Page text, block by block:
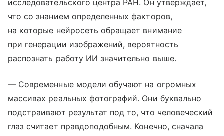
исследовательского центра РАН. Он утверждает,
что со знанием определенных факторов,
на которые нейросеть обращает внимание
при генерации изображений, вероятность
распознать работу ИИ значительно выше.
— Современные модели обучают на огромных
массивах реальных фотографий. Они буквально
подстраивают результат под то, что человеческий
глаз считает правдоподобным. Конечно, сначала